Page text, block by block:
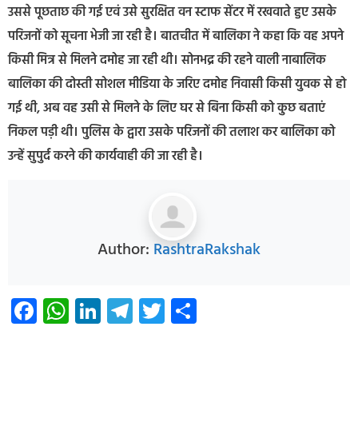
उससे पूछताछ की गई एवं उसे सुरक्षित वन स्टाफ सेंटर में रखवाते हुए उसके
परिजनों को सूचना भेजी जा रही है। बातचीत में बालिका ने कहा कि वह अपने
किसी मित्र से मिलने दमोह जा रही थी। सोनभद्र की रहने वाली नाबालिक
बालिका की दोस्ती सोशल मीडिया के जरिए दमोह निवासी किसी युवक से हो
गई थी, अब वह उसी से मिलने के लिए घर से बिना किसी को कुछ बताएं
निकल पड़ी थी। पुलिस के द्वारा उसके परिजनों की तलाश कर बालिका को
उन्हें सुपुर्द करने की कार्यवाही की जा रही है।
Author: RashtraRakshak
Facebook
WhatsApp
LinkedIn
Telegram
Twitter